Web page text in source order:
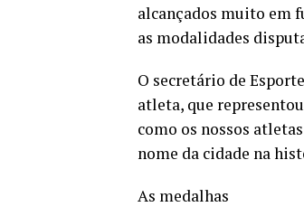
alcançados muito em
as modalidades
O secretário de
atleta, que
como os nossos
nome da cidade na
As medalhas